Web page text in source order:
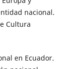
nacional.
Cultura
en Ecuador.